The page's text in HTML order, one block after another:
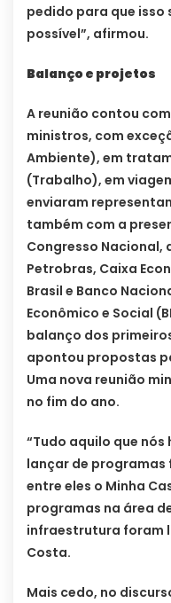
pedido para que isso
possível”, afirmou.
Balanço e projetos
A reunião contou
ministros, com
Ambiente), em
(Trabalho), em
enviaram
também com a
Congresso Nacional,
Petrobras, Caixa
Brasil e Banco
Econômico e Social
balanço dos
apontou propostas
Uma nova reunião
no fim do ano.
“Tudo aquilo que
lançar de
entre eles o Minha
programas na área
infraestrutura foram
Costa.
Mais cedo, no